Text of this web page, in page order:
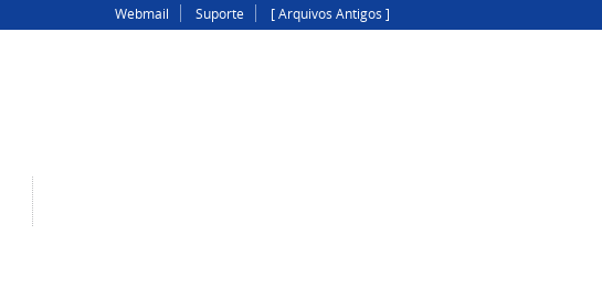
Webmail Suporte [ Arquivos Antigos ]